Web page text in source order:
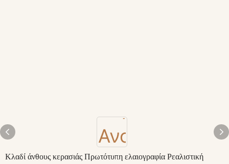
Κλαδί άνθους κερασιάς Πρωτότυπη ελαιογραφία Ρεαλιστική